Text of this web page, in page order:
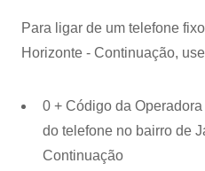
Para ligar de um telefone
Horizonte - Continuação,
0 + Código da
do telefone no bairro de
Continuação